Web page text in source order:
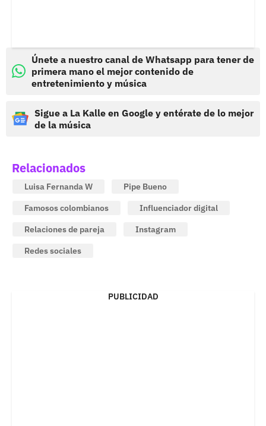
Únete a nuestro canal de Whatsapp para tener de
primera mano el mejor contenido de
entretenimiento y música
Sigue a La Kalle en Google y entérate de lo mejor
de la música
Relacionados
Luisa Fernanda W
Pipe Bueno
Famosos colombianos
Influenciador digital
Relaciones de pareja
Instagram
Redes sociales
PUBLICIDAD